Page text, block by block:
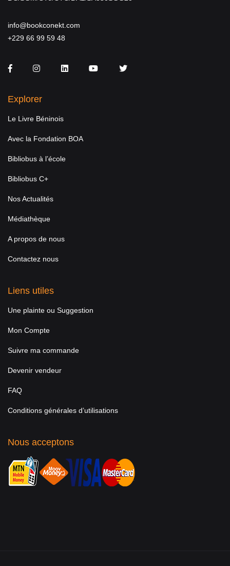
info@bookconekt.com
+229 66 99 59 48
FacebookInstagramLinkedInYou TubeTwitter
Explorer
Le Livre Béninois
Avec la Fondation BOA
Bibliobus à l’école
Bibliobus C+
Nos Actualités
Médiathèque
A propos de nous
Contactez nous
Liens utiles
Une plainte ou Suggestion
Mon Compte
Suivre ma commande
Devenir vendeur
FAQ
Conditions générales d’utilisations
Nous acceptons